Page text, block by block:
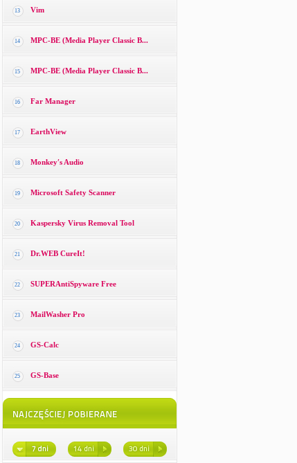
13 Vim
14 MPC-BE (Media Player Classic B...
15 MPC-BE (Media Player Classic B...
16 Far Manager
17 EarthView
18 Monkey′s Audio
19 Microsoft Safety Scanner
20 Kaspersky Virus Removal Tool
21 Dr.WEB CureIt!
22 SUPERAntiSpyware Free
23 MailWasher Pro
24 GS-Calc
25 GS-Base